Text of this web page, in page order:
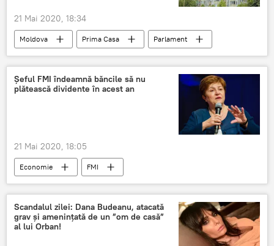
21 Mai 2020, 18:34
Moldova Prima Casa Parlament
Șeful FMI îndeamnă băncile să nu
plătească dividente în acest an
21 Mai 2020, 18:05
Economie FMI
Scandalul zilei: Dana Budeanu, atacată
grav și amenințată de un ”om de casă”
al lui Orban!